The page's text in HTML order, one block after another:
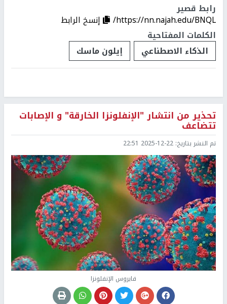
رابط قصير
https://nn.najah.edu/BNQL/
إنسخ الرابط
الكلمات المفتاحية
الذكاء الاصطناعي
إيلون ماسك
تحذير من انتشار "الإنفلونزا الخارقة" و الإصابات
تتضاعف
تم النشر بتاريخ: 2025-12-22 22:51
فايروس الإنفلونزا